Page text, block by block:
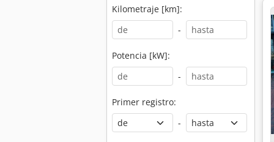
Kilometraje [km]:
-
Potencia [kW]:
-
Primer registro:
-